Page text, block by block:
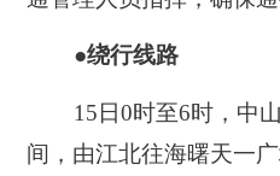
●绕行线路
15日0时至6时，中
间，由江北往海曙天一